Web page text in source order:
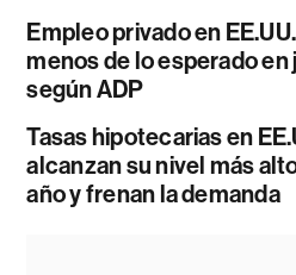
Empleo privado en
menos de lo esperado en
según ADP
Tasas hipotecarias en
alcanzan su nivel más
año y frenan la demanda